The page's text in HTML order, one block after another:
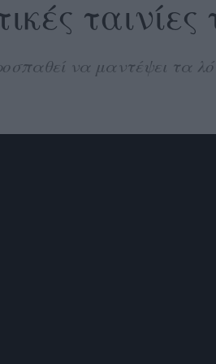
ταινίες
να μαντέψει τα